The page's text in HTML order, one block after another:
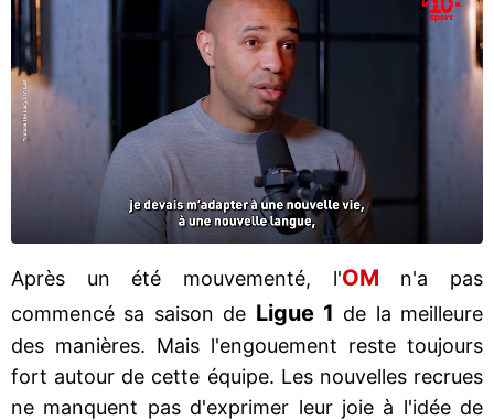
Après un été mouvementé, l'OM
n'a pas
commencé sa saison de Ligue 1 de la meilleure
des manières. Mais l'engouement reste toujours
fort autour de cette équipe. Les nouvelles recrues
ne manquent pas d'exprimer leur joie à l'idée de